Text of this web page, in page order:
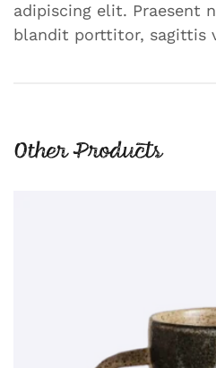
adipiscing elit. Praesent
blandit porttitor, sagittis
Other Products